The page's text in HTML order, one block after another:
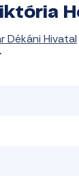
Dékáni Hivatal